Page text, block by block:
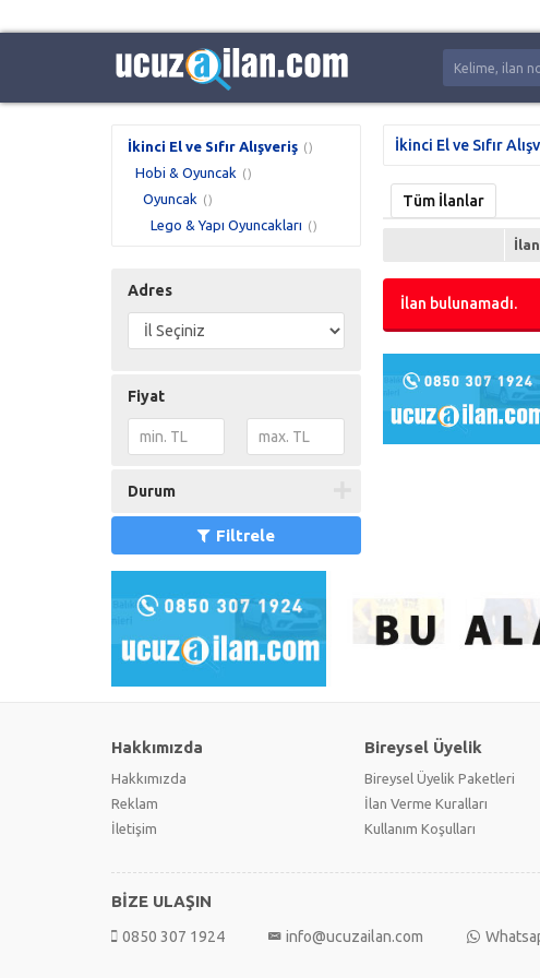
İkinci El ve Sıfır Alışveriş ()
Hobi & Oyuncak ()
Oyuncak ()
Lego & Yapı Oyuncakları ()
Adres
Fiyat
Durum
Filtrele
İkinci El ve Sıfır
Tüm İlanlar
İlan
İlan bulunamadı.
Hakkımızda
Hakkımızda
Reklam
İletişim
Bireysel Üyelik
Bireysel Üyelik Paketleri
İlan Verme Kuralları
Kullanım Koşulları
BİZE ULAŞIN
0850 307 1924 info@ucuzailan.com